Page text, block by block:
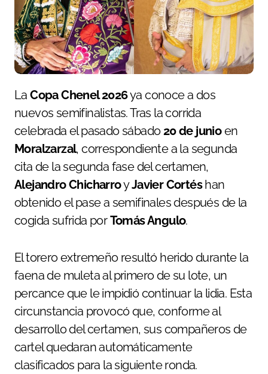
LaCopa Chenel 2026ya conoce a dos
nuevos semifinalistas. Tras la corrida
celebrada el pasado sábado20 de junioen
Moralzarzal, correspondiente a la segunda
cita de la segunda fase del certamen,
Alejandro ChicharroyJavier Cortéshan
obtenido el pase a semifinales después de la
cogida sufrida porTomás Angulo.
El torero extremeño resultó herido durante la
faena de muleta al primero de su lote, un
percance que le impidió continuar la lidia. Esta
circunstancia provocó que, conforme al
desarrollo del certamen, sus compañeros de
cartel quedaran automáticamente
clasificados para la siguiente ronda.